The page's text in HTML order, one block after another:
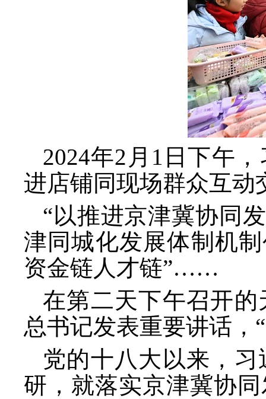
2024年2月1日下午
进店铺同现场群众互动
“以推进京津冀协同
津同城化发展体制机
资金链人才链”……
在第二天下午召开
总书记发表重要讲话，
党的十八大以来，
研，就落实京津冀协